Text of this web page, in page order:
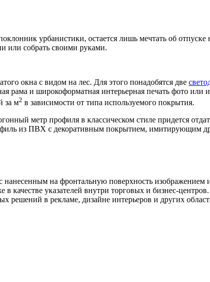
урбанистики, остается лишь мечтать об
или собрать своими руками.
окна с видом на лес. Для этого понадобятся две
рама и широкоформатная интерьерная печать фото или
за м2 в зависимости от типа используемого покрытия.
метр профиля в классическом стиле придется
из ПВХ с декоративным покрытием, имитирующим
нанесенным на фронтальную поверхность
качестве указателей внутри торговых и бизнес-
решений в рекламе, дизайне интерьеров и других